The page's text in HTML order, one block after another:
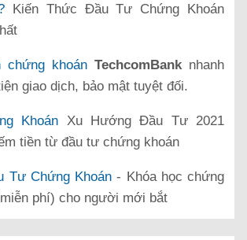
Kiến Thức Đầu Tư Chứng Khoán
chứng khoán TechcomBank nhanh
giao dịch, bảo mật tuyệt đối.
Khoán Xu Hướng Đầu Tư 2021
tiền từ đầu tư chứng khoán
Tư Chứng Khoán - Khóa học chứng
phí) cho người mới bắt